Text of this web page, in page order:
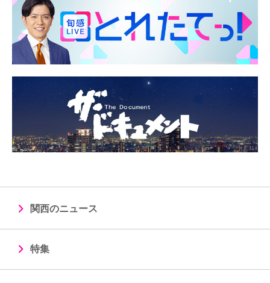
関西のニュース
特集